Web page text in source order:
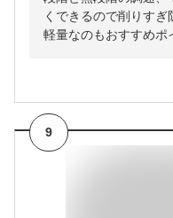
くできるので削りす
軽量なのもおすすめポ
9